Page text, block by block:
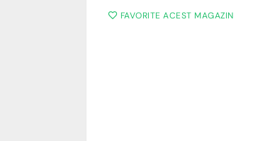
FAVORITE ACEST MAGAZIN